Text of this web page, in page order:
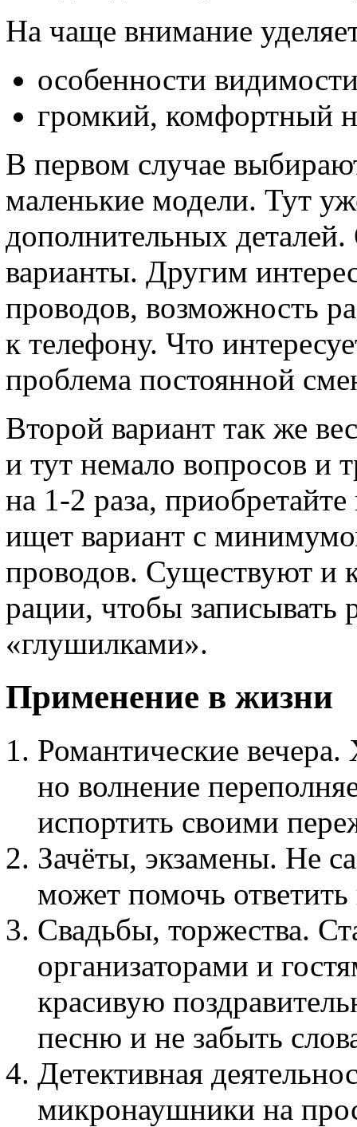
На чаще внимание
особенности
громкий, комфортный
В первом случае
маленькие модели. Тут
дополнительных
варианты. Другим
проводов, возможность
к телефону. Что
проблема постоянной
Второй вариант так же
и тут немало вопросов и
на 1-2 раза,
ищет вариант с
проводов. Существуют и
рации, чтобы записывать
«глушилками».
Применение в жизни
Романтические вечера.
но волнение
испортить своими
Зачёты, экзамены. Не
может помочь
Свадьбы, торжества.
организаторами и
красивую
песню и не забыть
Детективная
микронаушники на